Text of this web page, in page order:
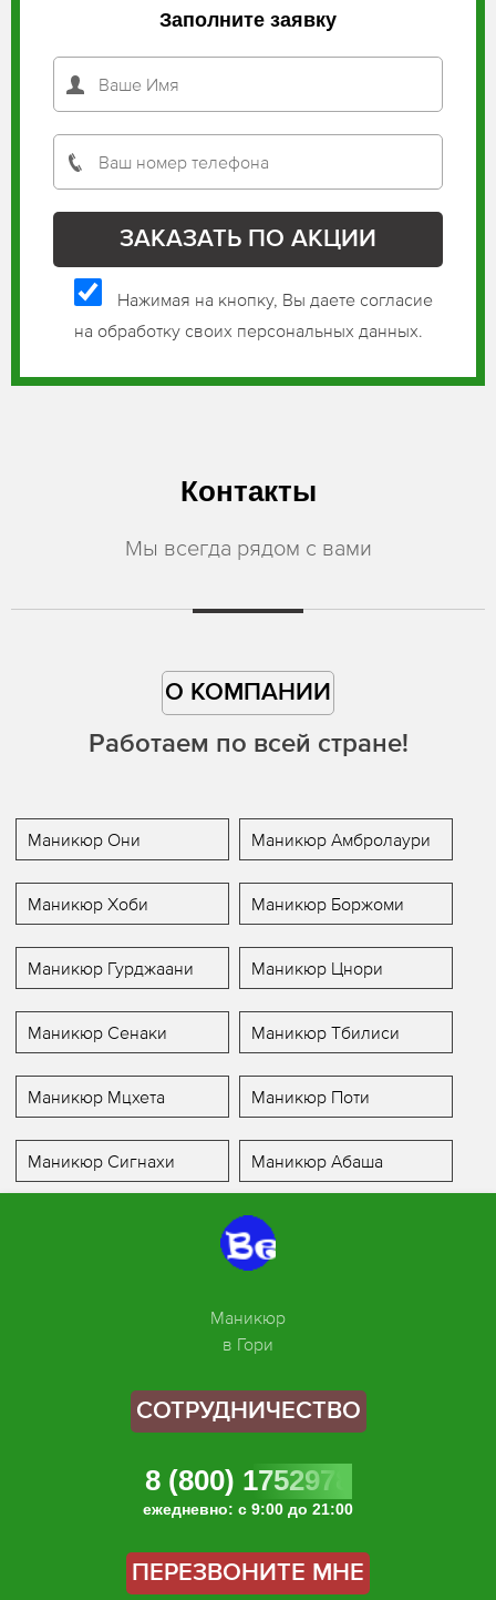
Заполните заявку
Нажимая на кнопку, Вы даете согласие
на обработку своих персональных данных.
Контакты
Мы всегда рядом с вами
О КОМПАНИИ
Работаем по всей стране!
Маникюр Они Маникюр Амбролаури
Маникюр Хоби Маникюр Боржоми
Маникюр Гурджаани Маникюр Цнори
Маникюр Сенаки Маникюр Тбилиси
Маникюр Мцхета Маникюр Поти
Маникюр Сигнахи Маникюр Абаша
Маникюр
в Гори
СОТРУДНИЧЕСТВО
8 (800) 1752978
ежедневно: с 9:00 до 21:00
ПЕРЕЗВОНИТЕ МНЕ